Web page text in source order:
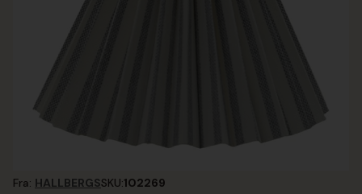
Fra: HALLBERGSSKU:102269